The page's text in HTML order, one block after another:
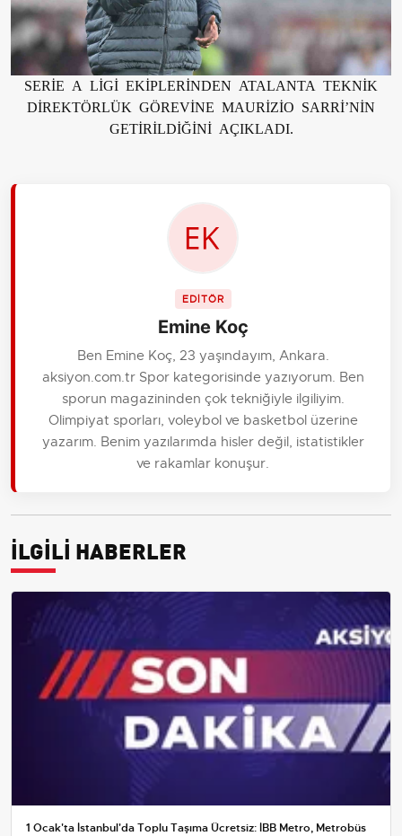
SERİE A LİGİ EKİPLERİNDEN ATALANTA TEKNİK
DİREKTÖRLÜK GÖREVİNE MAURİZİO SARRİ’NİN
GETİRİLDİĞİNİ AÇIKLADI.
EDİTÖR
Emine Koç
Ben Emine Koç, 23 yaşındayım, Ankara.
aksiyon.com.tr Spor kategorisinde yazıyorum. Ben
sporun magazininden çok tekniğiyle ilgiliyim.
Olimpiyat sporları, voleybol ve basketbol üzerine
yazarım. Benim yazılarımda hisler değil, istatistikler
ve rakamlar konuşur.
İLGİLİ HABERLER
1 Ocak'ta İstanbul'da Toplu Taşıma Ücretsiz: İBB Metro, Metrobüs